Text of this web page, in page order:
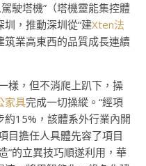
駛塔機”（塔機靈能集控體
圳，推動深圳從“建Xten法
筑業高東西的品質成長連續
樣，但不消爬上趴下，操
家具完成一切操縱。“經項
約15%，該體系外行業內開
目擔任人具體先容了項目
”的立異技巧順遂利用，華